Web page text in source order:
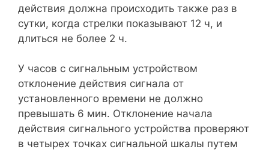
действия должна происходить также раз в
сутки, когда стрелки показывают 12 ч, и
длиться не более 2 ч.
У часов с сигнальным устройством
отклонение действия сигнала от
установленного времени не должно
превышать 6 мин. Отклонение начала
действия сигнального устройства проверяют
в четырех точках сигнальной шкалы путем